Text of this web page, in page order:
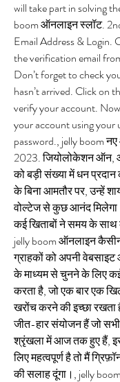
will take part in solving
boom ऑनलाइन स्लॉट.
Email Address & Login.
the verification email
Don’t forget to check
hasn’t arrived. Click on
verify your account.
your account using your
password., jelly boom
2023. जियोलोकेशन ऑन,
को बड़ी संख्या में धन
के बिना आमतौर पर, उन्हें
वोल्टेज से कुछ आनंद
कई खिताबों ने समय के साथ
jelly boom ऑनलाइन
ग्राहकों को अपनी वेबसाइट
के माध्यम से चुनने के लिए
करता है, जो एक बार एक
खरोंच करने की इच्छा रखता
जीत-हार संयोजन हैं जो
श्रृंखला में आज तक हुए हैं,
लिए महत्वपूर्ण है तो मैं
की सलाह दूंगा।, jelly